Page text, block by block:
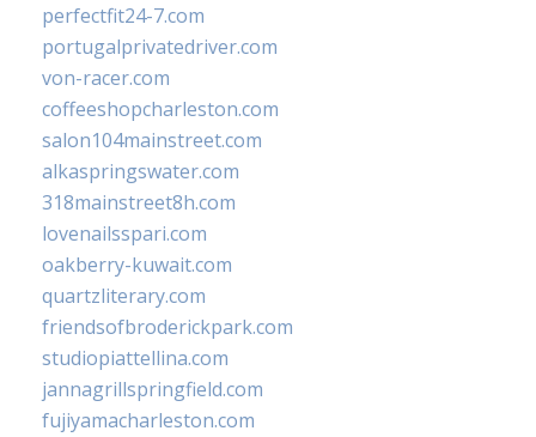
perfectfit24-7.com
portugalprivatedriver.com
von-racer.com
coffeeshopcharleston.com
salon104mainstreet.com
alkaspringswater.com
318mainstreet8h.com
lovenailsspari.com
oakberry-kuwait.com
quartzliterary.com
friendsofbroderickpark.com
studiopiattellina.com
jannagrillspringfield.com
fujiyamacharleston.com